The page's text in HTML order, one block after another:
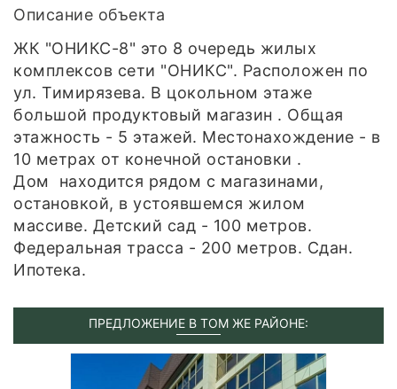
Описание объекта
ЖК "ОНИКС-8" это 8 очередь жилых
комплексов сети "ОНИКС". Расположен по
ул. Тимирязева. В цокольном этаже
большой продуктовый магазин . Общая
этажность - 5 этажей. Местонахождение - в
10 метрах от конечной остановки .
Дом находится рядом с магазинами,
остановкой, в устоявшемся жилом
массиве. Детский сад - 100 метров.
Федеральная трасса - 200 метров. Сдан.
Ипотека.
ПРЕДЛОЖЕНИЕ В ТОМ ЖЕ РАЙОНЕ: